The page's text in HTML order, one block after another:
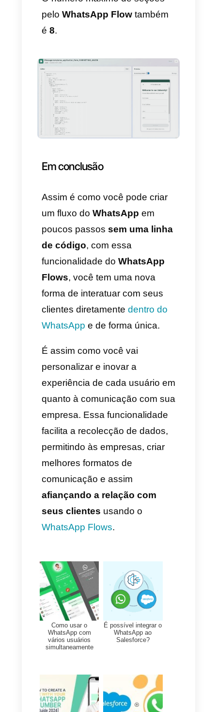
Quando termine, clique em
guardar:
Lembre-se que na realidade
não queremos criar um modelo;
apenas estávamos usando o
construtor com a opção de
arrastar e soltar.
9) Acesse seu fluxo
Administrador do WhatsApp
→Ferramentas de conta
selecione Fluxos:
Você vai encontrar seu
com a seguinte nomenclatura:
Modelos de
mensagens_TEMPLATE_NA